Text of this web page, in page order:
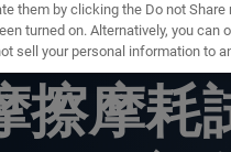
ライボ
擦摩耗
them by clicking the Do not
turned on. Alternatively, you
sell your personal information to